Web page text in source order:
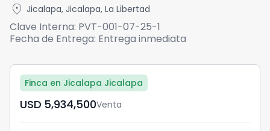
location_on Jicalapa, Jicalapa, La Libertad
Clave Interna: PVT-001-07-25-1
Fecha de Entrega: Entrega inmediata
Finca en Jicalapa Jicalapa
USD	5,934,500Venta